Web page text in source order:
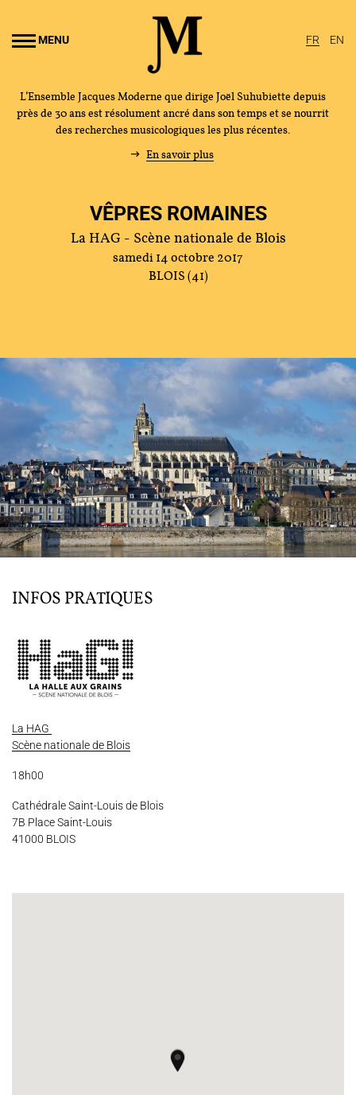
MENU FR EN
L'ENSEMBLE JACQUES MODERNE
JOËL SUHUBIETTE
AGENDA
PROGRAMMES
MÉDIATION CULTURELLE
DISCOGRAPHIE
Nous soutenir
L’Ensemble Jacques Moderne que dirige Joël Suhubiette depuis
près de 30 ans est résolument ancré dans son temps et se nourrit
des recherches musicologiques les plus récentes.
En savoir plus
VÊPRES ROMAINES
La HAG - Scène nationale de Blois
samedi 14 octobre 2017
BLOIS (41)
INFOS PRATIQUES
La HAG
Scène nationale de Blois
18h00
Cathédrale Saint-Louis de Blois
7B Place Saint-Louis
41000 BLOIS